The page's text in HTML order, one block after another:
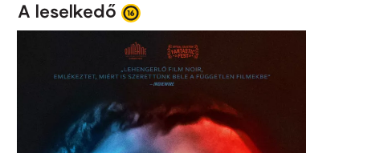
A leselkedő